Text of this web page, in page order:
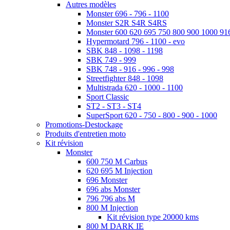
Autres modèles
Monster 696 - 796 - 1100
Monster S2R S4R S4RS
Monster 600 620 695 750 800 900 1000
Hypermotard 796 - 1100 - evo
SBK 848 - 1098 - 1198
SBK 749 - 999
SBK 748 - 916 - 996 - 998
Streetfighter 848 - 1098
Multistrada 620 - 1000 - 1100
Sport Classic
ST2 - ST3 - ST4
SuperSport 620 - 750 - 800 - 900 - 1000
Promotions-Destockage
Produits d'entretien moto
Kit révision
Monster
600 750 M Carbus
620 695 M Injection
696 Monster
696 abs Monster
796 796 abs M
800 M Injection
Kit révision type 20000 kms
800 M DARK IE